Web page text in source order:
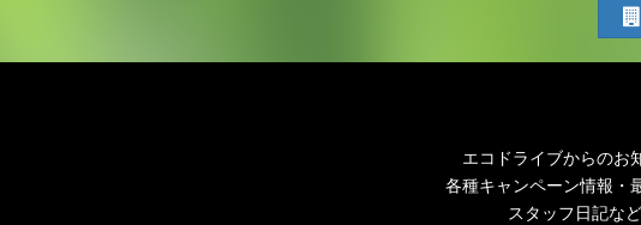
エコドライブからのお
各種キャンペーン情報・
スタッフ日記な